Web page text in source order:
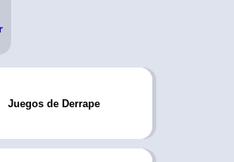
Juegos de Derrape